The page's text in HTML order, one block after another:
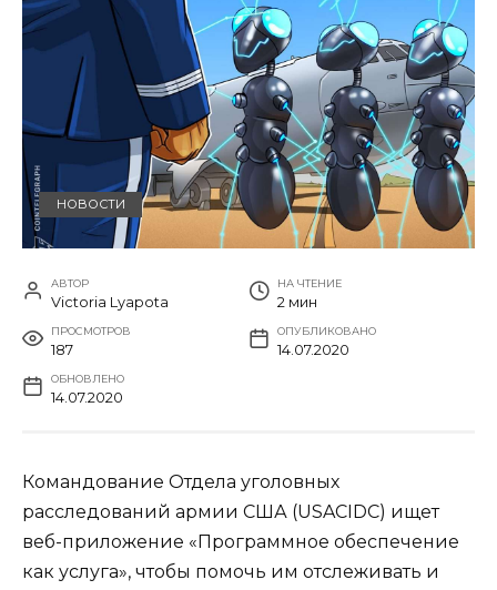
НОВОСТИ
АВТОР
Victoria Lyapota
НА ЧТЕНИЕ
2 мин
ПРОСМОТРОВ
187
ОПУБЛИКОВАНО
14.07.2020
ОБНОВЛЕНО
14.07.2020
Командование Отдела уголовных
расследований армии США (USACIDC) ищет
веб-приложение «Программное обеспечение
как услуга», чтобы помочь им отслеживать и